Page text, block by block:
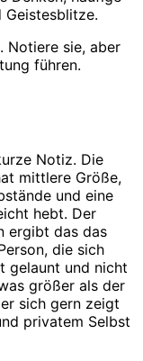
Geistesblitze.
Notiere sie, aber
führen.
Notiz. Die
mittlere Größe,
und eine
hebt. Der
ergibt das das
die sich
gelaunt und nicht
größer als der
sich gern zeigt
privatem Selbst